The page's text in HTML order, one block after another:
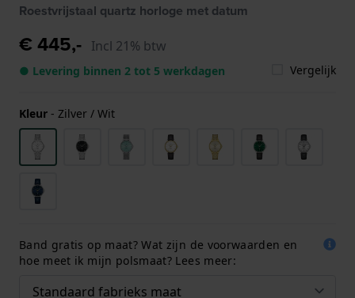
Roestvrijstaal quartz horloge met datum
€ 445,- Incl 21% btw
● Levering binnen 2 tot 5 werkdagen Vergelijk
Kleur - Zilver / Wit
Band gratis op maat? Wat zijn de voorwaarden en
hoe meet ik mijn polsmaat? Lees meer: